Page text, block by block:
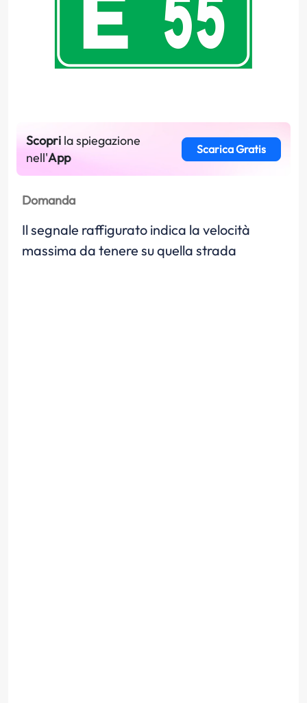
Scopri la spiegazione
nell'App
Scarica Gratis
Domanda
Il segnale raffigurato indica la velocità
massima da tenere su quella strada